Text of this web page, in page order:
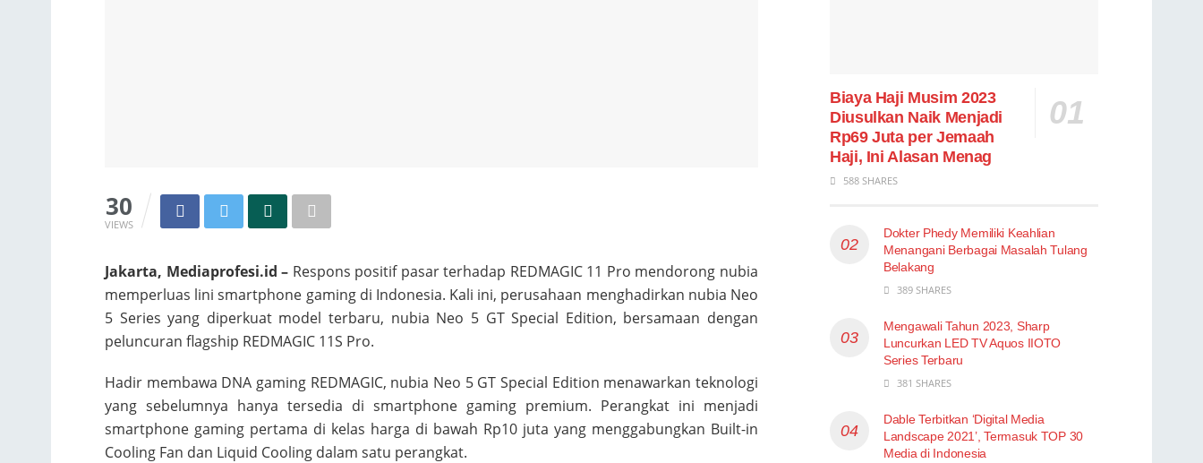
30
VIEWS
Jakarta, Mediaprofesi.id – Respons positif pasar terhadap REDMAGIC 11 Pro mendorong nubia
memperluas lini smartphone gaming di Indonesia. Kali ini, perusahaan menghadirkan nubia Neo
5 Series yang diperkuat model terbaru, nubia Neo 5 GT Special Edition, bersamaan dengan
peluncuran flagship REDMAGIC 11S Pro.
Hadir membawa DNA gaming REDMAGIC, nubia Neo 5 GT Special Edition menawarkan teknologi
yang sebelumnya hanya tersedia di smartphone gaming premium. Perangkat ini menjadi
smartphone gaming pertama di kelas harga di bawah Rp10 juta yang menggabungkan Built-in
Cooling Fan dan Liquid Cooling dalam satu perangkat.
Biaya Haji Musim 2023
Diusulkan Naik Menjadi
Rp69 Juta per Jemaah
Haji, Ini Alasan Menag
588 SHARES
Dokter Phedy Memiliki Keahlian
Menangani Berbagai Masalah Tulang
Belakang
389 SHARES
Mengawali Tahun 2023, Sharp
Luncurkan LED TV Aquos IIOTO
Series Terbaru
381 SHARES
Dable Terbitkan ‘Digital Media
Landscape 2021’, Termasuk TOP 30
Media di Indonesia